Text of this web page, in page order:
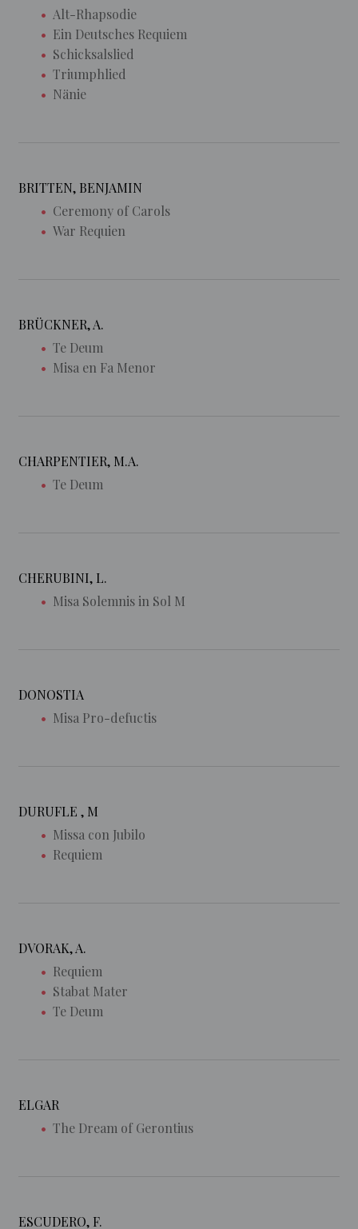
Alt-Rhapsodie
Ein Deutsches Requiem
Schicksalslied
Triumphlied
Nänie
BRITTEN, BENJAMIN
Ceremony of Carols
War Requien
BRÜCKNER, A.
Te Deum
Misa en Fa Menor
CHARPENTIER, M.A.
Te Deum
CHERUBINI, L.
Misa Solemnis in Sol M
DONOSTIA
Misa Pro-defuctis
DURUFLE , M
Missa con Jubilo
Requiem
DVORAK, A.
Requiem
Stabat Mater
Te Deum
ELGAR
The Dream of Gerontius
ESCUDERO, F.